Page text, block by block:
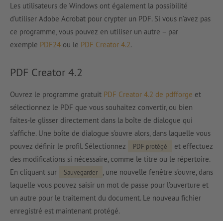
Les utilisateurs de Windows ont également la possibilité
d’utiliser Adobe Acrobat pour crypter un PDF. Si vous n’avez pas
ce programme, vous pouvez en utiliser un autre – par
exemple PDF24 ou le PDF Creator 4.2.
PDF Creator 4.2
Ouvrez le programme gratuit PDF Creator 4.2 de pdfforge et
sélectionnez le PDF que vous souhaitez convertir, ou bien
faites-le glisser directement dans la boîte de dialogue qui
s’affiche. Une boîte de dialogue s’ouvre alors, dans laquelle vous
pouvez définir le profil. Sélectionnez
PDF protégé
et effectuez
des modifications si nécessaire, comme le titre ou le répertoire.
En cliquant sur
Sauvegarder
, une nouvelle fenêtre s’ouvre, dans
laquelle vous pouvez saisir un mot de passe pour l’ouverture et
un autre pour le traitement du document. Le nouveau fichier
enregistré est maintenant protégé.